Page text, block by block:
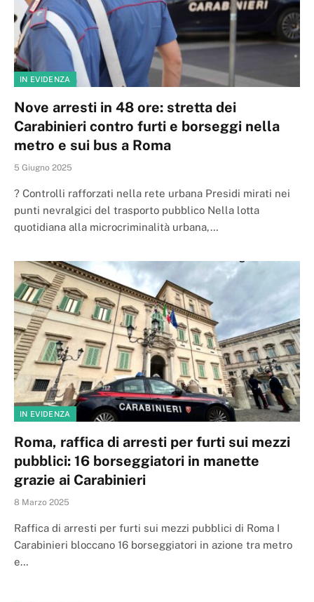
IN EVIDENZA
Nove arresti in 48 ore: stretta dei
Carabinieri contro furti e borseggi nella
metro e sui bus a Roma
5 Giugno 2025
? Controlli rafforzati nella rete urbana Presidi mirati nei
punti nevralgici del trasporto pubblico Nella lotta
quotidiana alla microcriminalità urbana,…
IN EVIDENZA
Roma, raffica di arresti per furti sui mezzi
pubblici: 16 borseggiatori in manette
grazie ai Carabinieri
8 Marzo 2025
Raffica di arresti per furti sui mezzi pubblici di Roma I
Carabinieri bloccano 16 borseggiatori in azione tra metro
e…